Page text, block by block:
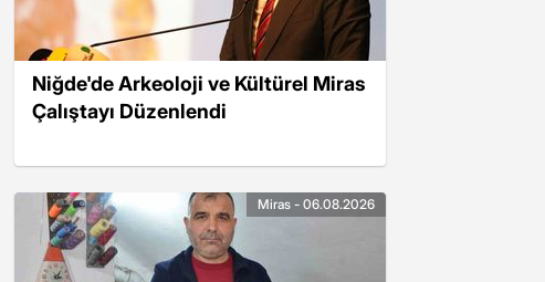
Niğde'de Arkeoloji ve Kültürel Miras
Çalıştayı Düzenlendi
Miras - 06.08.2026